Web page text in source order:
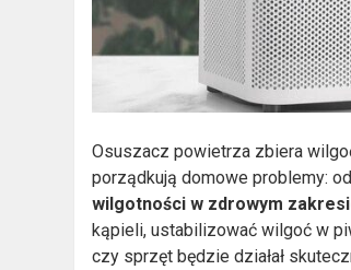
Osuszacz powietrza zbiera
porządkują domowe problemy:
wilgotności w zdrowym
kąpieli, ustabilizować wilgoć w
czy sprzęt będzie działał